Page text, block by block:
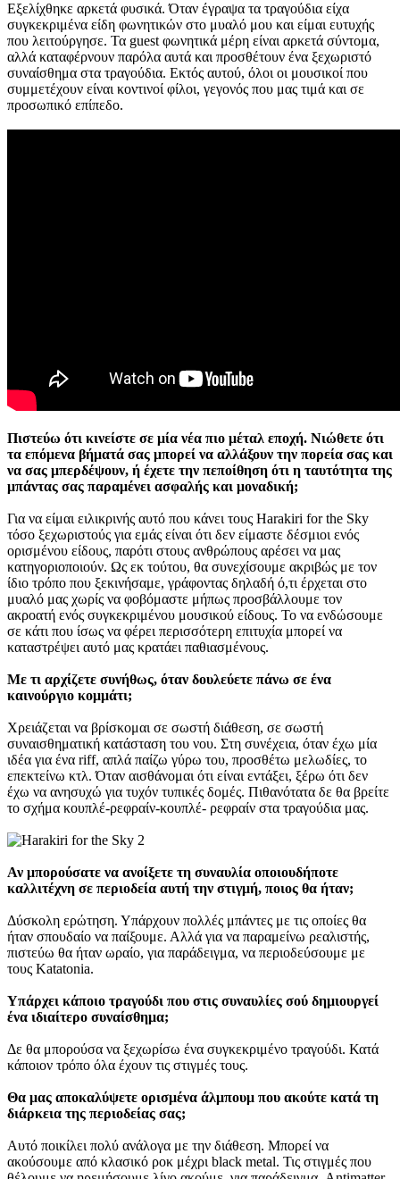
Εξελίχθηκε αρκετά φυσικά. Όταν έγραψα τα τραγούδια είχα
συγκεκριμένα είδη φωνητικών στο μυαλό μου και είμαι ευτυχής
που λειτούργησε. Τα guest φωνητικά μέρη είναι αρκετά σύντομα,
αλλά καταφέρνουν παρόλα αυτά και προσθέτουν ένα ξεχωριστό
συναίσθημα στα τραγούδια. Εκτός αυτού, όλοι οι μουσικοί που
συμμετέχουν είναι κοντινοί φίλοι, γεγονός που μας τιμά και σε
προσωπικό επίπεδο.
Πιστεύω ότι κινείστε σε μία νέα πιο μέταλ εποχή. Νιώθετε ότι
τα επόμενα βήματά σας μπορεί να αλλάξουν την πορεία σας και
να σας μπερδέψουν, ή έχετε την πεποίθηση ότι η ταυτότητα της
μπάντας σας παραμένει ασφαλής και μοναδική;
Για να είμαι ειλικρινής αυτό που κάνει τους Harakiri for the Sky
τόσο ξεχωριστούς για εμάς είναι ότι δεν είμαστε δέσμιοι ενός
ορισμένου είδους, παρότι στους ανθρώπους αρέσει να μας
κατηγοριοποιούν. Ως εκ τούτου, θα συνεχίσουμε ακριβώς με τον
ίδιο τρόπο που ξεκινήσαμε, γράφοντας δηλαδή ό,τι έρχεται στο
μυαλό μας χωρίς να φοβόμαστε μήπως προσβάλλουμε τον
ακροατή ενός συγκεκριμένου μουσικού είδους. Το να ενδώσουμε
σε κάτι που ίσως να φέρει περισσότερη επιτυχία μπορεί να
καταστρέψει αυτό μας κρατάει παθιασμένους.
Με τι αρχίζετε συνήθως, όταν δουλεύετε πάνω σε ένα
καινούργιο κομμάτι;
Χρειάζεται να βρίσκομαι σε σωστή διάθεση, σε σωστή
συναισθηματική κατάσταση του νου. Στη συνέχεια, όταν έχω μία
ιδέα για ένα riff, απλά παίζω γύρω του, προσθέτω μελωδίες, το
επεκτείνω κτλ. Όταν αισθάνομαι ότι είναι εντάξει, ξέρω ότι δεν
έχω να ανησυχώ για τυχόν τυπικές δομές. Πιθανότατα δε θα βρείτε
το σχήμα κουπλέ-ρεφραίν-κουπλέ- ρεφραίν στα τραγούδια μας.
Αν μπορούσατε να ανοίξετε τη συναυλία οποιουδήποτε
καλλιτέχνη σε περιοδεία αυτή την στιγμή, ποιος θα ήταν;
Δύσκολη ερώτηση. Υπάρχουν πολλές μπάντες με τις οποίες θα
ήταν σπουδαίο να παίξουμε. Αλλά για να παραμείνω ρεαλιστής,
πιστεύω θα ήταν ωραίο, για παράδειγμα, να περιοδεύσουμε με
τους Katatonia.
Υπάρχει κάποιο τραγούδι που στις συναυλίες σού δημιουργεί
ένα ιδιαίτερο συναίσθημα;
Δε θα μπορούσα να ξεχωρίσω ένα συγκεκριμένο τραγούδι. Κατά
κάποιον τρόπο όλα έχουν τις στιγμές τους.
Θα μας αποκαλύψετε ορισμένα άλμπουμ που ακούτε κατά τη
διάρκεια της περιοδείας σας;
Αυτό ποικίλει πολύ ανάλογα με την διάθεση. Μπορεί να
ακούσουμε από κλασικό ροκ μέχρι black metal. Τις στιγμές που